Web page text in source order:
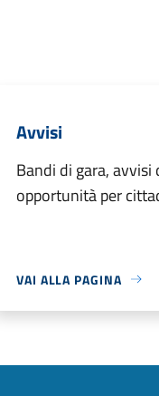
Avvisi
Bandi di gara,
opportunità per
VAI ALLA PAGINA